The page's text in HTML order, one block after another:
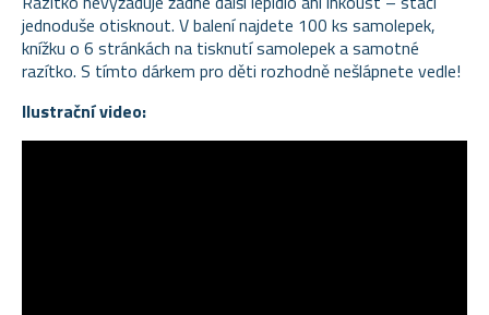
jednoduše otisknout. V balení najdete 100 ks samolepek,
knížku o 6 stránkách na tisknutí samolepek a samotné
razítko. S tímto dárkem pro děti rozhodně nešlápnete vedle!
Ilustrační video: